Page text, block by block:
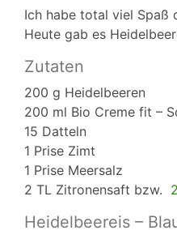
Ich habe total viel Spaß
Heute gab es
Zutaten
200 g Heidelbeeren
200 ml Bio Creme fit –
15 Datteln
1 Prise Zimt
1 Prise Meersalz
2 TL Zitronensaft bzw.
Heidelbeereis –